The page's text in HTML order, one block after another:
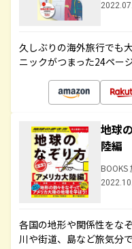
久しぶりの海外旅行でも
ニックがつまった24ペー
地球
陸編
BOOKS
各国の地形や関係性をな
川や街道、島など旅気分